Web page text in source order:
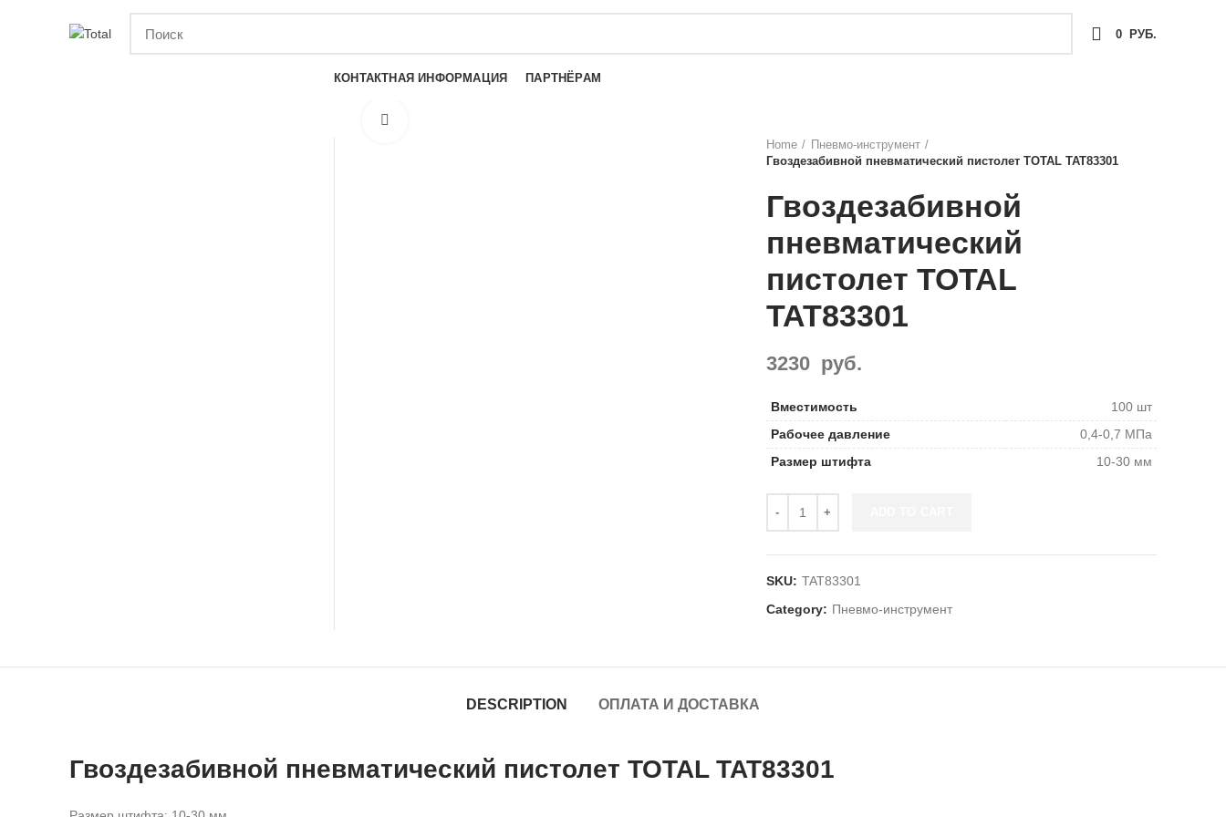
0 РУБ.
КОНТАКТНАЯ ИНФОРМАЦИЯ ПАРТНЁРАМ
Home
Пневмо-инструмент
Гвоздезабивной пневматический пистолет TOTAL TAT83301
Гвоздезабивной
пневматический
пистолет TOTAL
TAT83301
3230 руб.
Вместимость
100 шт
Рабочее давление
0,4-0,7 МПа
Размер штифта
10-30 мм
SKU: TAT83301
Category: Пневмо-инструмент
DESCRIPTION ОПЛАТА И ДОСТАВКА
Гвоздезабивной пневматический пистолет TOTAL TAT83301